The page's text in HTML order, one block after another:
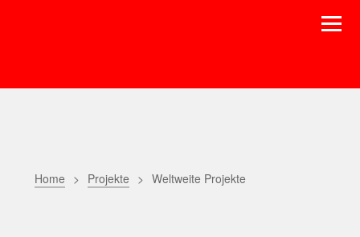
Home Projekte Weltweite Projekte